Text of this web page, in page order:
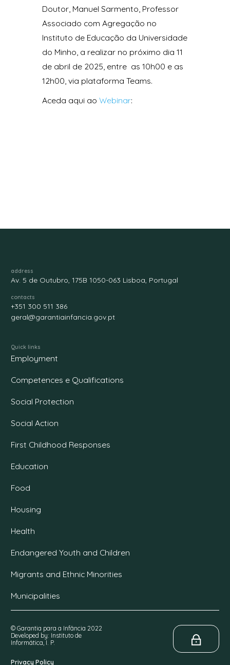
Doutor, Manuel Sarmento, Professor
Associado com Agregação no
Instituto de Educação da Universidade
do Minho, a realizar no próximo dia 11
de abril de 2025, entre as 10h00 e as
12h00, via plataforma Teams.
Aceda aqui ao Webinar:
address
Av. 5 de Outubro, 175B 1050-063 Lisboa, Portugal
contacts
+351 300 511 386
geral@garantiainfancia.gov.pt
Quick links
Employment
Competences e Qualifications
Social Protection
Social Action
First Childhood Responses
Education
Food
Housing
Health
Endangered Youth and Children
Migrants and Ethnic Minorities
Municipalities
© Garantia para a Infância 2022
Developed by: Instituto de
Informática, I. P.
Privacy Policy